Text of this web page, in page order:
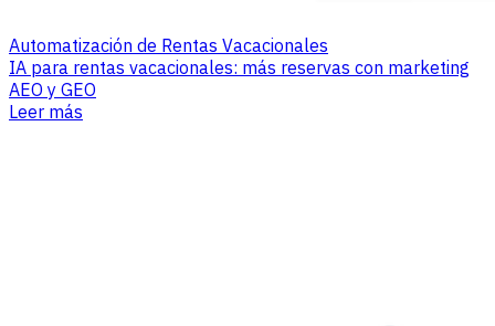
Automatización de Rentas Vacacionales
IA para rentas vacacionales: más reservas con marketing
AEO y GEO
Leer más